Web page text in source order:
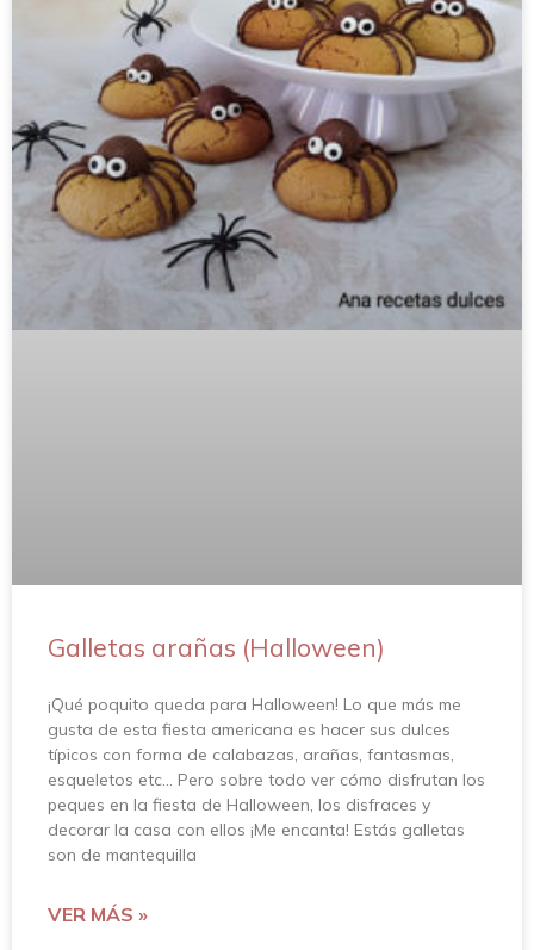
Galletas arañas (Halloween)
¡Qué poquito queda para Halloween! Lo que más me
gusta de esta fiesta americana es hacer sus dulces
típicos con forma de calabazas, arañas, fantasmas,
esqueletos etc… Pero sobre todo ver cómo disfrutan los
peques en la fiesta de Halloween, los disfraces y
decorar la casa con ellos ¡Me encanta! Estás galletas
son de mantequilla
VER MÁS »